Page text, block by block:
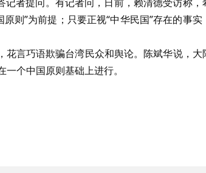
则”为前提；只要正视“中华民国”存在的事实
花言巧语欺骗台湾民众和舆论。陈斌华说，大
个中国原则基础上进行。